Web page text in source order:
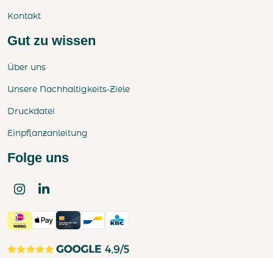
Kontakt
Gut zu wissen
Über uns
Unsere Nachhaltigkeits-Ziele
Druckdatei
Einpflanzanleitung
Folge uns